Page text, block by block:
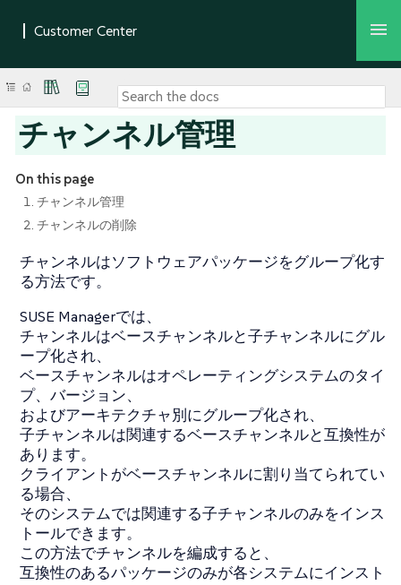
チャンネル管理
On this page
1. チャンネル管理
2. チャンネルの削除
チャンネルはソフトウェアパッケージをグループ化す
る方法です。
SUSE Managerでは、
チャンネルはベースチャンネルと子チャンネルにグル
ープ化され、
ベースチャンネルはオペレーティングシステムのタイ
プ、バージョン、
およびアーキテクチャ別にグループ化され、
子チャンネルは関連するベースチャンネルと互換性が
あります。
クライアントがベースチャンネルに割り当てられてい
る場合、
そのシステムでは関連する子チャンネルのみをインス
トールできます。
この方法でチャンネルを編成すると、
互換性のあるパッケージのみが各システムにインスト